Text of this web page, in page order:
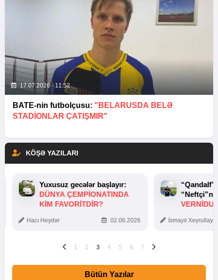
17.07.2026 - 11:52
BATE-nin futbolçusu: "BELARUSDA BELƏ
STADIONLAR ÇATIŞMIR"
KÖŞƏ YAZILARI
Yuxusuz gecələr başlayır:
DÜNYA ÇEMPIONATINDA
KIM FAVORITDIR?
Hacı Heydər 02.06.2026 İsmayıl
1 2 3 4 5 6 7
Bütün Yazılar